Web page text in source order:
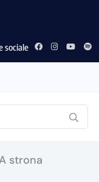
sociale
strona